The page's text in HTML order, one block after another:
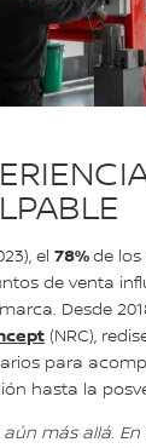
el78%de los
de venta
Desde
(NRC),
para
hasta la
más allá.